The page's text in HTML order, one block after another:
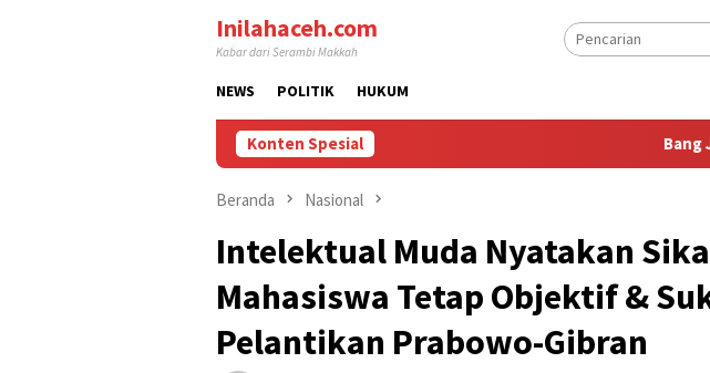
Inilahaceh.com
Kabar dari Serambi Makkah
NEWS POLITIK HUKUM
Konten Spesial Bang Jali Curi
Beranda Nasional
Intelektual Muda Nyatakan
Mahasiswa Tetap Objektif &
Pelantikan Prabowo-Gibran